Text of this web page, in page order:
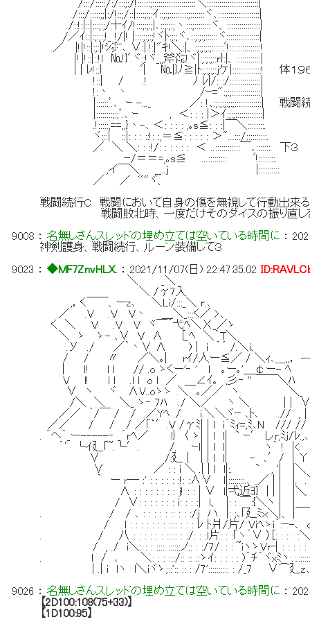
/:::/:::::/:/:::;:/!::::::;:::::::::::::::::::::＼:::::::::::::::::::::::::|
./:::/:::::;;|:/!::;/::|::::;:;:ｲ::;:;:::::::::;:::::::ヾ､::::::::::::::::::::|
./::!:|::|:::;:;/十ｲ/!:::;:;:;|､::;:;:;丶:::;::::::::ヾ、::::::::::::::::|
/／ｲ::|:;:;:;!_ !/|! |::::;:;:;!ヾﾄ:;:;ヾ､::;:;:;::::::ヾ::::::::::::::::|
.／ |!|!::|:;:|!ｼ㌻､ ∨:|.!:|"ｷ!＼:|、:;:;:;:;::::::ﾞ!:::::::::::::::!
|!.|!::|::!ｌ №!}ﾞ.ヾ:;!ヾ_,,斧㍍!ヾ|:;:;:;::r}:|、::::::::::::|
| | ﾚ!::} ﾞ| №|}ﾉ≧|ﾄ:;:;:;:ｊケ|::::::::::::::! 体１９６
!::| / .! ﾉ ﾚ|/: :/:::::::::::::::|
!:丶 丶 /ｰ=":;:;::::::::::::::|
|::::::ﾞ.､ ｰ -..._ ／: !､:;:;:;:;:;:::::::::::::| 戦闘続
|::::::::;:;ﾞ.､ ｰ , ＜: : : |＞ｲ:;:;:::::::::::::|
.!:::::,==,,}丶-､ ＜: : : : ,｡s≦: : :|￣＼::::::::.
ヾ:::| ::|: : : ::!: :,＝≦: : : : : ＞"...:::/::::::::::.
／ ＼ ＼: : :!/: : : : : : ＜ ..::::::::::::￣､:::::::. 下３
ｰ/＝＝=,｡s≦ ...::::::::: ﾞ!::::::::.
.,イ￣＼ __..ｊ |::::::::::.
／ ／ ﾞﾞ"ヾ、
戦闘続行C 戦闘において自身の傷を無視して行動出来
戦闘敗北時、一度だけそのダイスの振り直し
9008 ：名無しさんスレッドの埋め立ては空いている時間に ：
神剣護身、戦闘続行、ルーン装備して３
9023 ：◆MF7ZnvHLX. ：2021/11/07(日) 22:47:35.02
＼ _＼
＼ /γ7入
,，く￣￣、ーz､ ＼Li/:::_＼ r.､
／ .V .V V丶 ＿＼_:::く／ >､
く ＼ V .V V ヾ￣´弋ﾍ＼Χ_／ゝ
＼ ゝ ゝ- ､∨ V ∧ [_ﾍ ＼｀T＼
.У ./ ／｀丶∨ ∧ ) | i ｀´ /.＼i、
/ / 〃 ／＼｡| rｲ/人ー≦／ / ＼ｨ､___,,， --
| l! l l // .o ゝくー'‐ ' l ｡ー｡'＿￠ー-
V l! l l .l l o l ／ ＿∠ｲ｡ ,彡‐ '' ￣￣
∨ ヽ ヾ ∧V..oゝゝ .＼ ｡／／ ヽ ＼_
/＼ ＼ ＼_ ゝ‐ 7ﾊ ./ ＼／ ヽ ＼ | | ∨
／／ ｀/￣ / / .／Yﾍ ./ i.＼＼ヾｰ ､ﾄ､ .//
／／ / / / ／｢`′.V /γﾐ| | l i｀ﾐｨ=,ﾐ､N /// // .
. ｀ヘ｀_ー-----‐ _´rﾍ／ l} 〈 ゝ| | l l| ` ｰ′ レr,ﾐj/
｀′└ｲ廴｢~.└′. /. ｰl| | l l| ヽ｀ ! |< >
∨ /:廴 | | | l l| - ､′/ | Υ ／
∨ ／ : : i ＼ .| | l l|:. ` , '| |＼ ＼／ ゝ＼
｀ ー r― :' : : : : : :!: :∧∨ l|::::::::.、_／
∧ : : : : : : : : j! : : | ∨ l|弌近ﾖ} | | |
/ ∨: : : : : : : i: : : :| l、 |: : ￣:{＼
. / / ､ : : : : : :: : : :/j ハ |: ;､｢廴ﾐｘ
/ l : : : : : : : :::: : : : ﾚ ﾄ爿/片/ Viﾍ
. / 八 : : : : : : ::::: : :/: : :l片: : :｢ヽ´∨
/ , ./ i＼: : : :::: ::::::ノ:: : :/7/: : : ~iヽゝ
. l / ､ ＼: : : :::/:: :: ::ゝｲ: : : : : )｀ﾁ｀ヾxﾐ
| .| i lヽ l＼iヾゝ;::':: :: : /7':::::::::: : /_7 ∨⌒
9026 ：名無しさんスレッドの埋め立ては空いている時間に ：
【2D100:108(75+33)】
【1D100:95】